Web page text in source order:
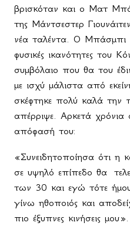
βρισκόταν και ο Ματ
της Μάντσεστερ
νέα ταλέντα. Ο Μπάσμπι
φυσικές ικανότητες του
συμβόλαιο που θα του
με ισχύ μάλιστα από
σκέφτηκε πολύ καλά
απέρριψε. Αρκετά χρόνια
απόφασή του:
«Συνειδητοποίησα ότι η
σε υψηλό επίπεδο θα
των 30 και εγώ τότε
γίνω ηθοποιός και
πιο έξυπνες κινήσεις μου».